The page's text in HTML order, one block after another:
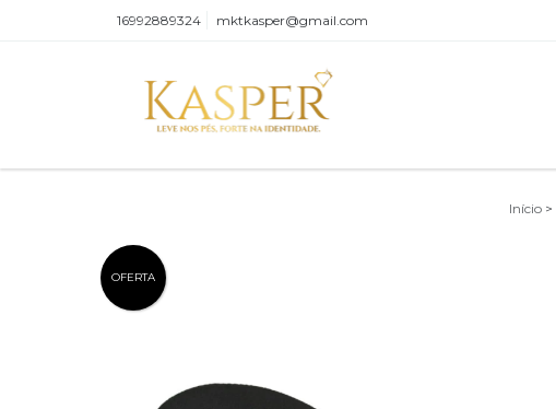
16992889324 mktkasper@gmail.com
Início >
OFERTA